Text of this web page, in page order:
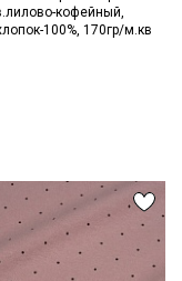
махровое
цвета
и в
кофейный,
100%, 170гр/м.кв